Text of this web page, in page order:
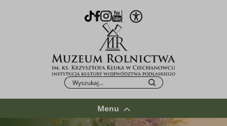
TikTok
Facebook
Instagram
YoutubeOtwórz opcje WCAG
Po kliknięciu przycisku fraza zostanie
Szukaj
Menu